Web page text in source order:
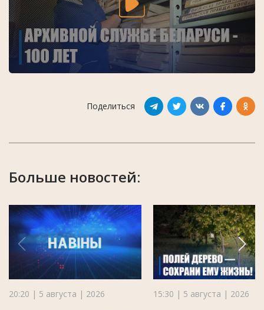
Поделиться
Больше новостей:
20:20 | 5 августа | 2026 15:30 | 5 августа | 2026